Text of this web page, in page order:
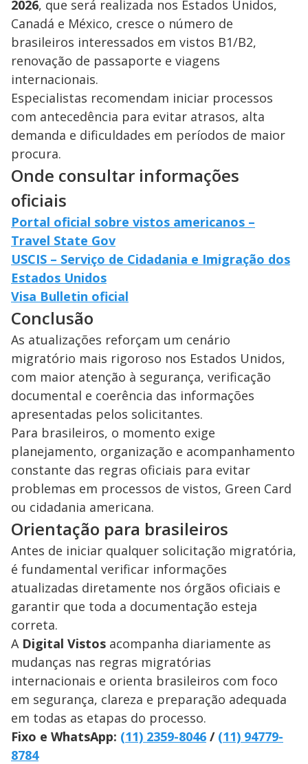
2026, que será realizada nos Estados Unidos,
Canadá e México, cresce o número de
brasileiros interessados em vistos B1/B2,
renovação de passaporte e viagens
internacionais.
Especialistas recomendam iniciar processos
com antecedência para evitar atrasos, alta
demanda e dificuldades em períodos de maior
procura.
Onde consultar informações
oficiais
Portal oficial sobre vistos americanos –
Travel State Gov
USCIS – Serviço de Cidadania e Imigração dos
Estados Unidos
Visa Bulletin oficial
Conclusão
As atualizações reforçam um cenário
migratório mais rigoroso nos Estados Unidos,
com maior atenção à segurança, verificação
documental e coerência das informações
apresentadas pelos solicitantes.
Para brasileiros, o momento exige
planejamento, organização e acompanhamento
constante das regras oficiais para evitar
problemas em processos de vistos, Green Card
ou cidadania americana.
Orientação para brasileiros
Antes de iniciar qualquer solicitação migratória,
é fundamental verificar informações
atualizadas diretamente nos órgãos oficiais e
garantir que toda a documentação esteja
correta.
A Digital Vistos acompanha diariamente as
mudanças nas regras migratórias
internacionais e orienta brasileiros com foco
em segurança, clareza e preparação adequada
em todas as etapas do processo.
Fixo e WhatsApp: (11) 2359-8046 / (11) 94779-
8784